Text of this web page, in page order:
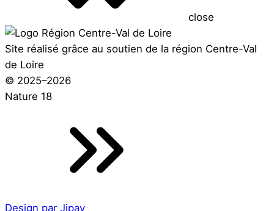
close
Site réalisé grâce au soutien de la région Centre-Val
de Loire
© 2025–2026
Nature 18
Design par Jipay